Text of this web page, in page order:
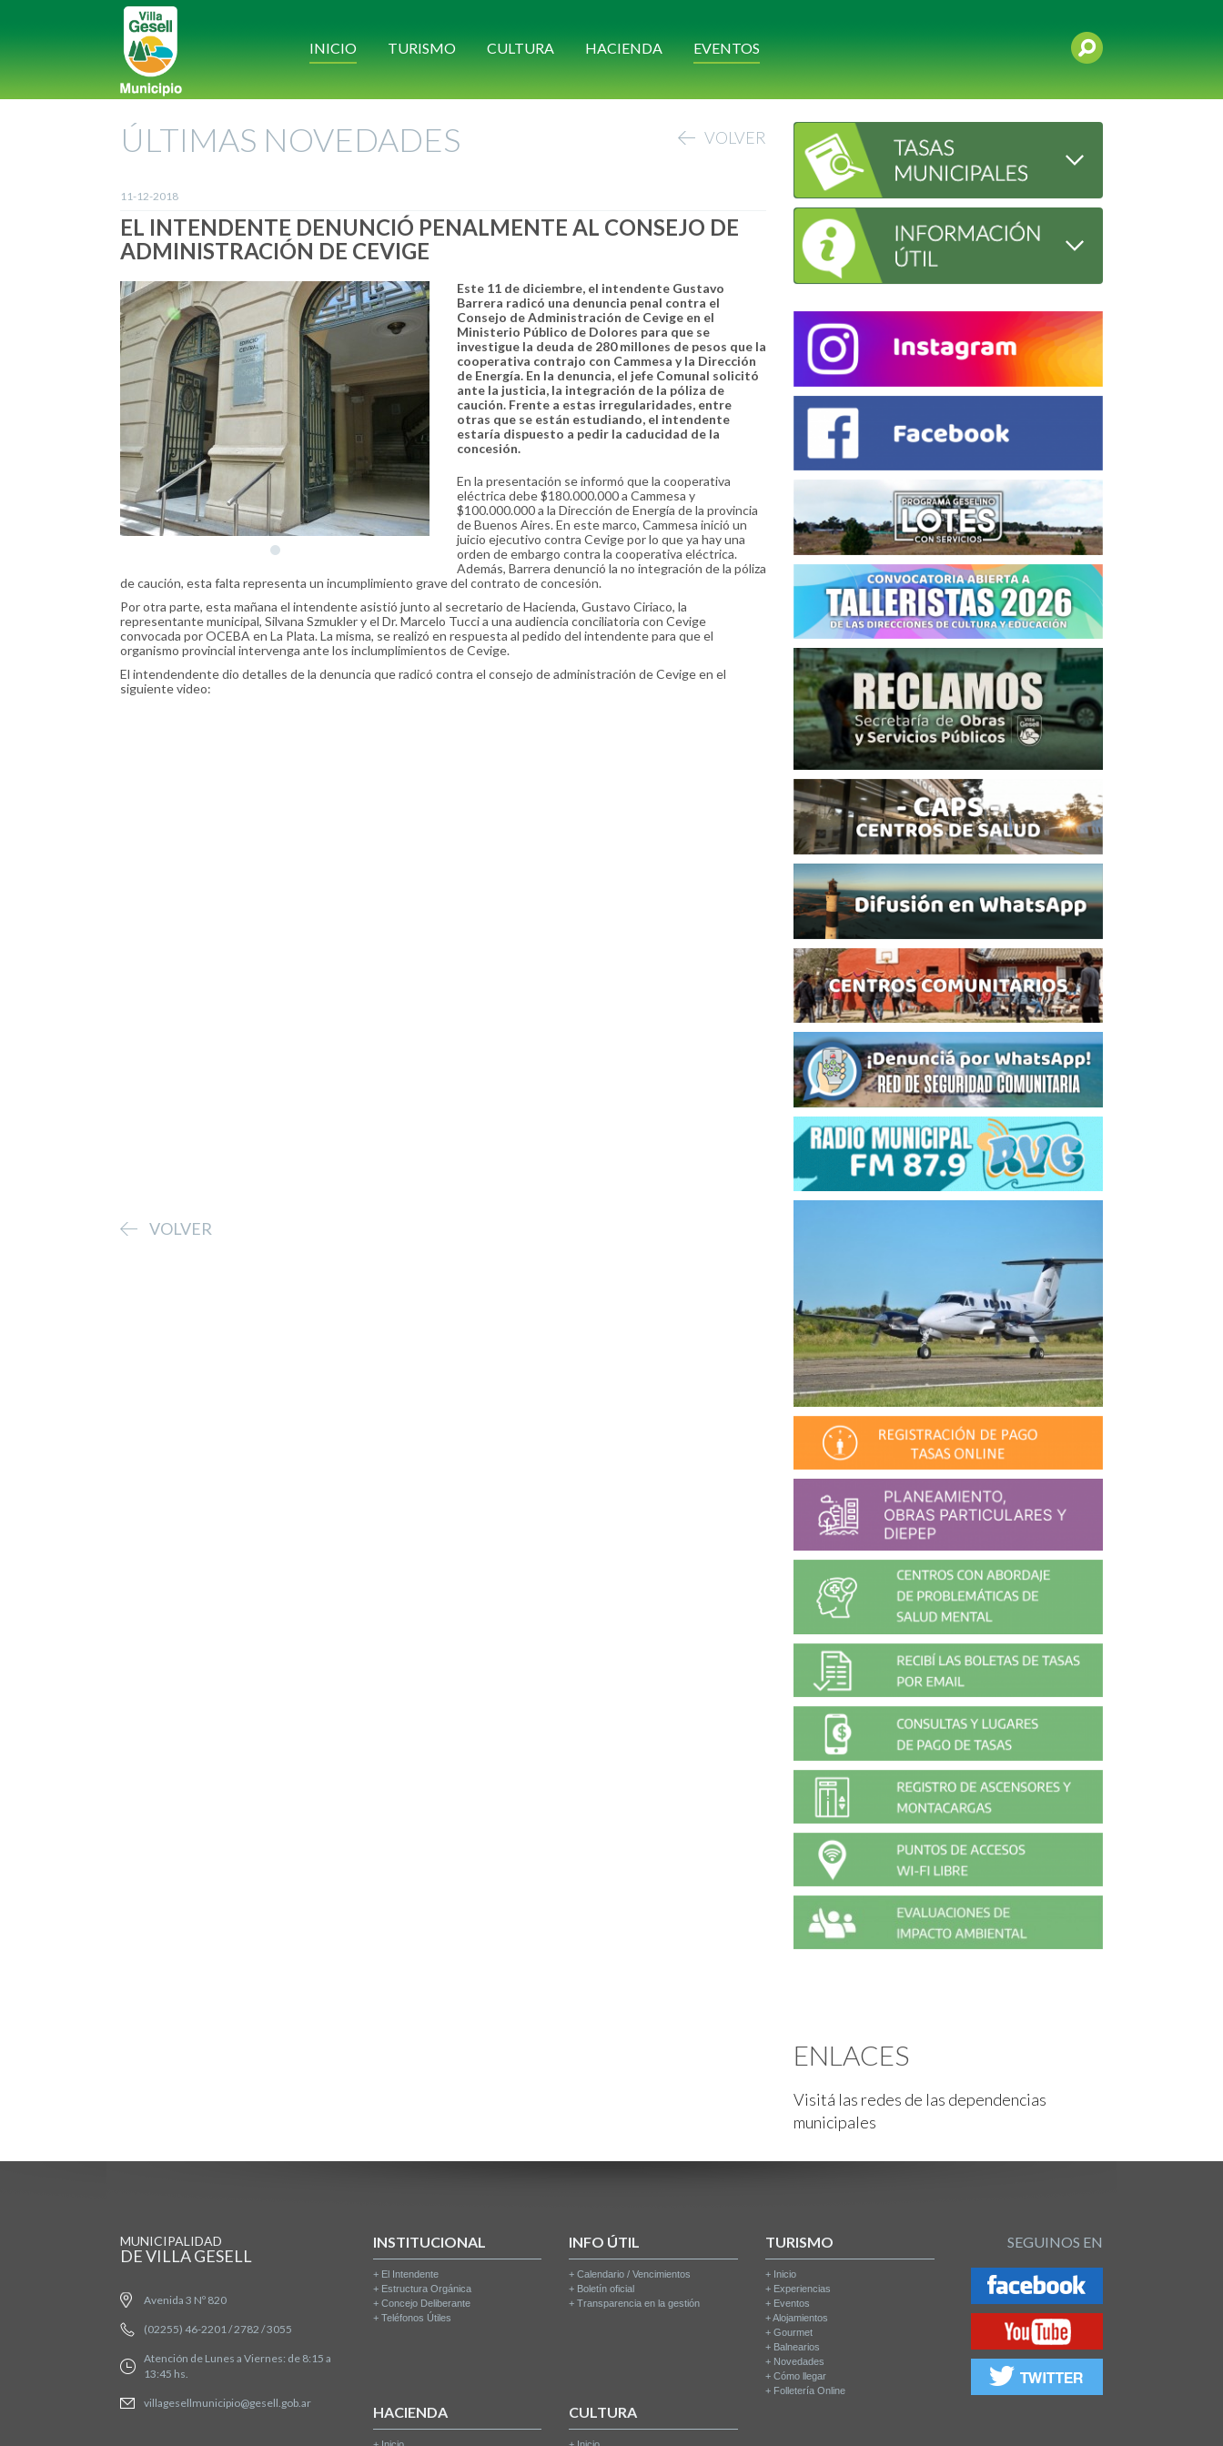
INICIO TURISMO CULTURA HACIENDA EVENTOS
ÚLTIMAS NOVEDADES VOLVER
11-12-2018
EL INTENDENTE DENUNCIÓ PENALMENTE AL CONSEJO DE
ADMINISTRACIÓN DE CEVIGE
Este 11 de diciembre, el intendente Gustavo
Barrera radicó una denuncia penal contra el
Consejo de Administración de Cevige en el
Ministerio Público de Dolores para que se
investigue la deuda de 280 millones de pesos que la
cooperativa contrajo con Cammesa y la Dirección
de Energía. En la denuncia, el jefe Comunal solicitó
ante la justicia, la integración de la póliza de
caución. Frente a estas irregularidades, entre
otras que se están estudiando, el intendente
estaría dispuesto a pedir la caducidad de la
concesión.
En la presentación se informó que la cooperativa
eléctrica debe $180.000.000 a Cammesa y
$100.000.000 a la Dirección de Energía de la provincia
de Buenos Aires. En este marco, Cammesa inició un
juicio ejecutivo contra Cevige por lo que ya hay una
orden de embargo contra la cooperativa eléctrica.
Además, Barrera denunció la no integración de la póliza
de caución, esta falta representa un incumplimiento grave del contrato de concesión.
Por otra parte, esta mañana el intendente asistió junto al secretario de Hacienda, Gustavo Ciriaco, la
representante municipal, Silvana Szmukler y el Dr. Marcelo Tucci a una audiencia conciliatoria con Cevige
convocada por OCEBA en La Plata. La misma, se realizó en respuesta al pedido del intendente para que el
organismo provincial intervenga ante los inclumplimientos de Cevige.
El intendendente dio detalles de la denuncia que radicó contra el consejo de administración de Cevige en el
siguiente video:
VOLVER
ENLACES
Visitá las redes de las dependencias
municipales
MUNICIPALIDAD
DE VILLA GESELL
Avenida 3 Nº 820
(02255) 46-2201 / 2782 / 3055
Atención de Lunes a Viernes: de 8:15 a
13:45 hs.
villagesellmunicipio@gesell.gob.ar
INSTITUCIONAL
+ El Intendente
+ Estructura Orgánica
+ Concejo Deliberante
+ Teléfonos Útiles
INFO ÚTIL
+Calendario / Vencimientos
+ Boletín oficial
+Transparencia en la gestión
TURISMO
+ Inicio
+ Experiencias
+ Eventos
+Alojamientos
+Gourmet
+ Balnearios
+ Novedades
+Cómo llegar
+ Folletería Online
HACIENDA CULTURA
SEGUINOS EN